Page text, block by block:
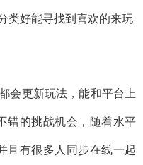
类好能寻找到喜欢的来玩
会更新玩法，能和平台上
错的挑战机会，随着水平
且有很多人同步在线一起